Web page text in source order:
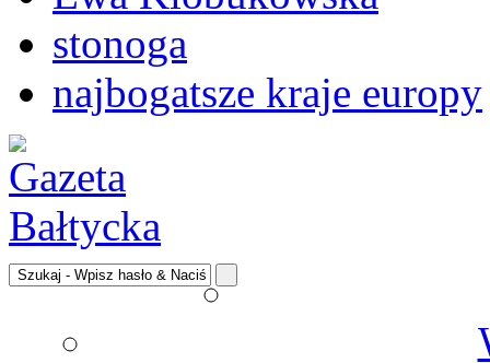
stonoga
najbogatsze kraje europy